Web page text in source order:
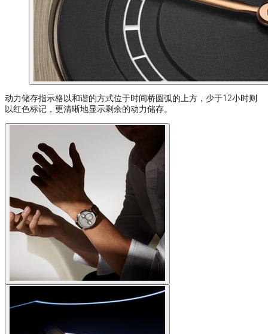
动力储存指示格以和谐的方式位于时间桥圆弧的上方，少于12小时则
以红色标记，更清晰地显示剩余的动力储存。